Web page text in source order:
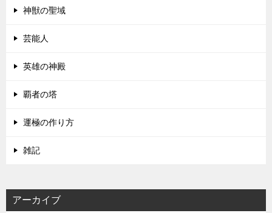
神獣の聖域
芸能人
英雄の神殿
覇者の塔
運極の作り方
雑記
アーカイブ